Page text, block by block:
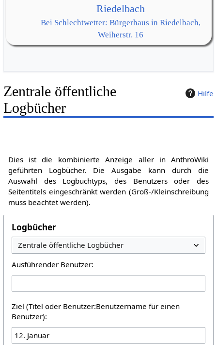
Riedelbach
Bei Schlechtwetter: Bürgerhaus in Riedelbach,
Weiherstr. 16
Hilfe
Zentrale öffentliche
Logbücher
Dies ist die kombinierte Anzeige aller in AnthroWiki
geführten Logbücher. Die Ausgabe kann durch die
Auswahl des Logbuchtyps, des Benutzers oder des
Seitentitels eingeschränkt werden (Groß-/Kleinschreibung
muss beachtet werden).
Logbücher
Ausführender Benutzer:
Ziel (Titel oder Benutzer:Benutzername für einen
Benutzer):